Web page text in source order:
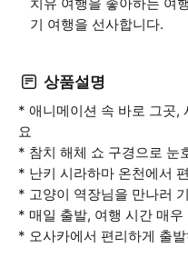
기 여행을 선사합니다.
상품설명
* 애니메이션 속 바로 그곳,
요
* 참치 해체 쇼 구경으로 눈
* 난키 시라하마 온천에서
* 고양이 역장님을 만나러
* 매일 출발, 여행 시간 매우
* 오사카에서 편리하게 출